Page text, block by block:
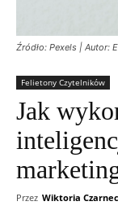
Źródło: Pexels | Autor:
Felietony Czytelników
Jak
Przez Wiktoria